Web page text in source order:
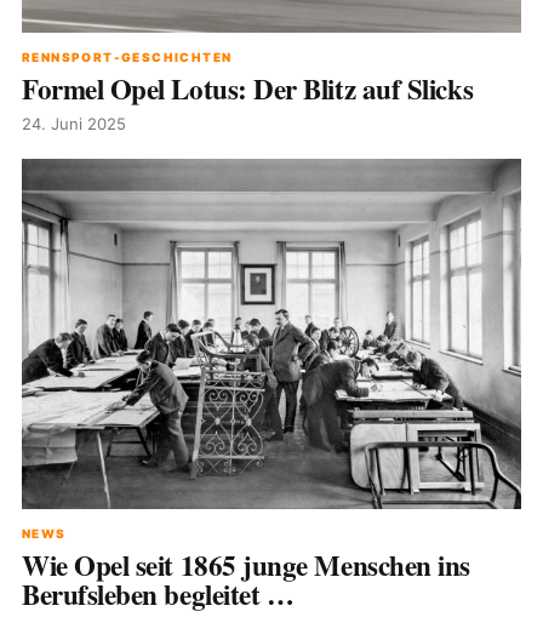
RENNSPORT-GESCHICHTEN
Formel Opel Lotus: Der Blitz auf Slicks
24. Juni 2025
NEWS
Wie Opel seit 1865 junge Menschen ins
Berufsleben begleitet …